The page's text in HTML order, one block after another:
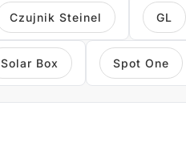
Czujnik Steinel GL
Solar Box Spot One